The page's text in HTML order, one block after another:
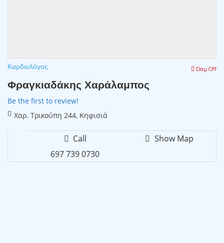
Καρδιολόγος Day Off
Φραγκιαδάκης Χαράλαμπος
Be the first to review!
Χαρ. Τρικούπη 244, Κηφισιά
Call
697 739 0730
Show Map